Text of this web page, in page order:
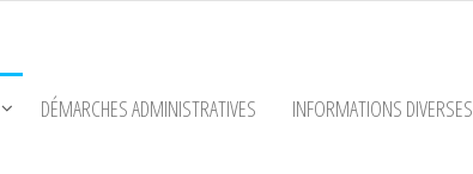
DÉMARCHES ADMINISTRATIVES INFORMATIONS DIVERSES